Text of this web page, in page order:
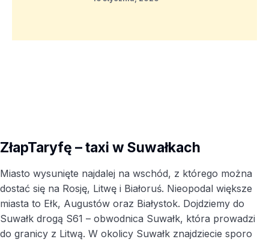
ZłapTaryfę – taxi w Suwałkach
Miasto wysunięte najdalej na wschód, z którego można
dostać się na Rosję, Litwę i Białoruś. Nieopodal większe
miasta to Ełk, Augustów oraz Białystok. Dojdziemy do
Suwałk drogą S61 – obwodnica Suwałk, która prowadzi
do granicy z Litwą. W okolicy Suwałk znajdziecie sporo